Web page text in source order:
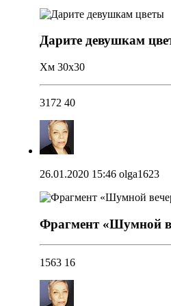
Дарите девушкам
Хм 30х30
3172 40
26.01.2020 15:46 olga1623
Фрагмент «Шумной
1563 16